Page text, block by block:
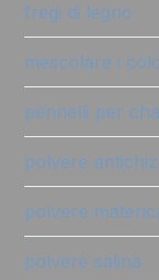
fregi di legno
mescolare i
pennelli per
polvere
polvere
polvere salina